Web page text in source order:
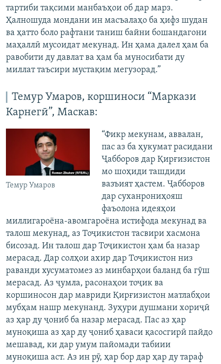
тартиби тақсими манбаъҳои об дар марз.
Ҳалношуда мондани ин масъалаҳо ба ҳифз шудан
ва ҳатто боло рафтани таниш байни бошандагони
маҳаллӣ мусоидат мекунад. Ин ҳама далел ҳам ба
равобити ду давлат ва ҳам ба муносибати ду
миллат таъсири мустақим мегузорад.”
Темур Умаров, коршиноси “Маркази
Карнегӣ”, Маскав:
Темур Умаров
“Фикр мекунам, аввалан,
пас аз ба ҳукумат расидани
Ҷабборов дар Қирғизистон
мо шоҳиди ташдиди
вазъият ҳастем. Ҷабборов
дар суханрониҳояш
фаъолона идеяҳои
миллигароёна-авомгароёна истифода мекунад ва
талош мекунад, аз Тоҷикистон тасвири хасмона
бисозад. Ин талош дар Тоҷикистон ҳам ба назар
мерасад. Дар солҳои ахир дар Тоҷикистон низ
раванди хусуматомез аз минбарҳои баланд ба гӯш
мерасад. Аз ҷумла, расонаҳои тоҷик ва
коршиносон дар мавриди Қирғизистон матлабҳои
мубҳам нашр мекунанд. Зуҳури душмани хориҷӣ
аз ҳар ду ҷониб ба назар мерасад. Пас аз ҳар
муноқиша аз ҳар ду ҷониб ҳаваси қасосгирӣ пайдо
мешавад, ки дар умум пайомади табиии
муноқиша аст. Аз ин рӯ, ҳар бор дар ҳар ду тараф